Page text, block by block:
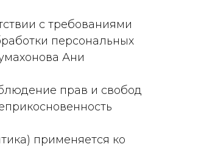
с требованиями
персональных
Ани
прав и свобод
применяется ко